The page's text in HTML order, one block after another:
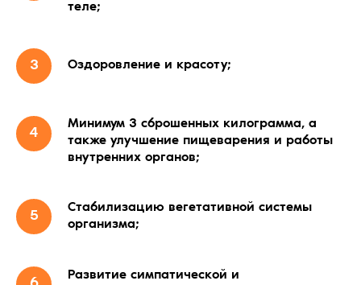
теле;
Оздоровление и красоту;
Минимум 3 сброшенных килограмма, а
также улучшение пищеварения и работы
внутренних органов;
Стабилизацию вегетативной системы
организма;
Развитие симпатической и